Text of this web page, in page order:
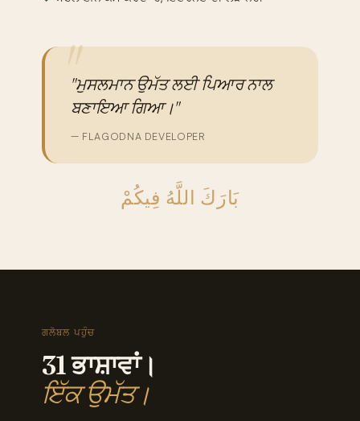
"ਮੁਸਲਮਾਨ ਉਮੱਤ ਲਈ ਪਿਆਰ ਨਾਲ
ਬਣਾਇਆ ਗਿਆ।"
— FLAGODNA DEVELOPER
بَارَكَ اللَّهُ فِيكُمْ
ਗਲੋਬਲ ਪਹੁੰਚ
31 ਭਾਸ਼ਾਵਾਂ।
ਇੱਕ ਉਮੱਤ।